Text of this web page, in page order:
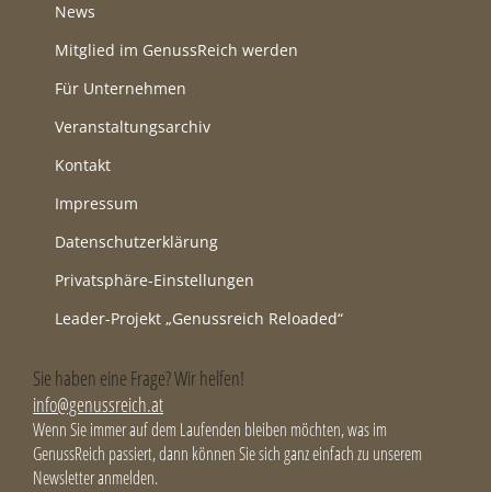
News
Mitglied im GenussReich werden
Für Unternehmen
Veranstaltungsarchiv
Kontakt
Impressum
Datenschutzerklärung
Privatsphäre-Einstellungen
Leader-Projekt „Genussreich Reloaded“
Sie haben eine Frage? Wir helfen!
info@genussreich.at
Wenn Sie immer auf dem Laufenden bleiben möchten, was im
GenussReich passiert, dann können Sie sich ganz einfach zu unserem
Newsletter anmelden.